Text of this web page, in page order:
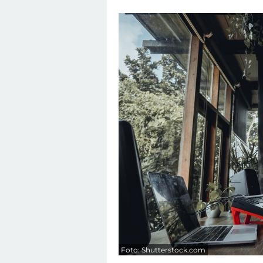
Foto: Shutterstock.com